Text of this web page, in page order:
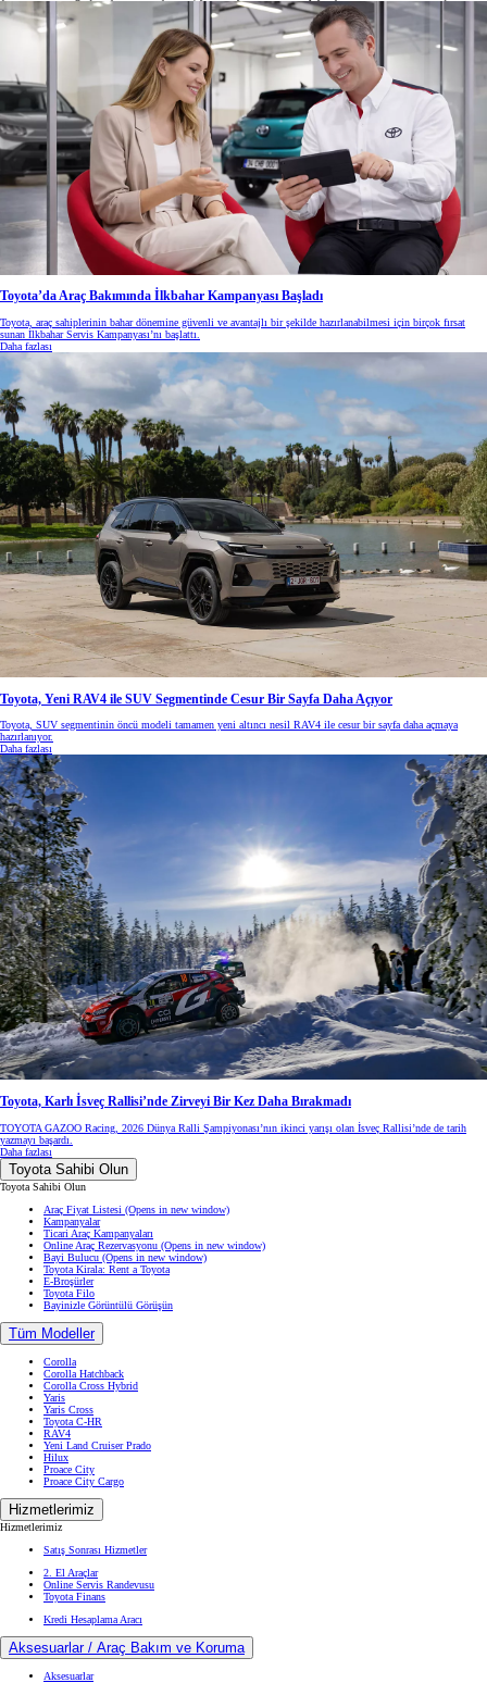
Toyota’da Araç Bakımında İlkbahar Kampanyası Başladı
Toyota, araç sahiplerinin bahar dönemine güvenli ve avantajlı bir şekilde hazırlanabilmesi için birçok fırsat
sunan İlkbahar Servis Kampanyası’nı başlattı.
Daha fazlası
Toyota, Yeni RAV4 ile SUV Segmentinde Cesur Bir Sayfa Daha Açıyor
Toyota, SUV segmentinin öncü modeli tamamen yeni altıncı nesil RAV4 ile cesur bir sayfa daha açmaya
hazırlanıyor.
Daha fazlası
Toyota, Karlı İsveç Rallisi’nde Zirveyi Bir Kez Daha Bırakmadı
TOYOTA GAZOO Racing, 2026 Dünya Ralli Şampiyonası’nın ikinci yarışı olan İsveç Rallisi’nde de tarih
yazmayı başardı.
Daha fazlası
Toyota Sahibi Olun
Toyota Sahibi Olun
Araç Fiyat Listesi (Opens in new window)
Kampanyalar
Ticari Araç Kampanyaları
Online Araç Rezervasyonu (Opens in new window)
Bayi Bulucu (Opens in new window)
Toyota Kirala: Rent a Toyota
E-Broşürler
Toyota Filo
Bayinizle Görüntülü Görüşün
Tüm Modeller
Corolla
Corolla Hatchback
Corolla Cross Hybrid
Yaris
Yaris Cross
Toyota C-HR
RAV4
Yeni Land Cruiser Prado
Hilux
Proace City
Proace City Cargo
Hizmetlerimiz
Hizmetlerimiz
Satış Sonrası Hizmetler
2. El Araçlar
Online Servis Randevusu
Toyota Finans
Kredi Hesaplama Aracı
Aksesuarlar / Araç Bakım ve Koruma
Aksesuarlar